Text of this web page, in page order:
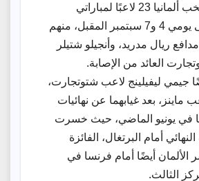
وتضم قائمة منتخب ألمانيا 23 لاعبًا لمباراتي
المجموعة الأولى يومي 4 و7 سبتمبر المقبل، منهم
ريال مدريد، وأنجيلو شتيلر
العائد من الإصابة.
جيمي ليفيلينج لاعب شتوتجارت،
ماينز، بعد غيابهما عن نهائيات
في يونيو الماضي، حيث خسرت
أمام البرتغال، الفائزة
الألمان أيضًا أمام فرنسا في
الثالث.